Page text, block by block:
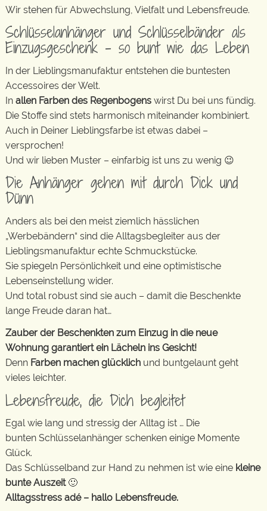
Wir stehen für Abwechslung, Vielfalt und Lebensfreude.
Schlüsselanhänger und Schlüsselbänder als
Einzugsgeschenk – so bunt wie das Leben
In der Lieblingsmanufaktur entstehen die buntesten
Accessoires der Welt.
In allen Farben des Regenbogens wirst Du bei uns fündig.
Die Stoffe sind stets harmonisch miteinander kombiniert.
Auch in Deiner Lieblingsfarbe ist etwas dabei –
versprochen!
Und wir lieben Muster – einfarbig ist uns zu wenig 😉
Die Anhänger gehen mit durch Dick und
Dünn
Anders als bei den meist ziemlich hässlichen
„Werbebändern“ sind die Alltagsbegleiter aus der
Lieblingsmanufaktur echte Schmuckstücke.
Sie spiegeln Persönlichkeit und eine optimistische
Lebenseinstellung wider.
Und total robust sind sie auch – damit die Beschenkte
lange Freude daran hat…
Zauber der Beschenkten zum Einzug in die neue
Wohnung garantiert ein Lächeln ins Gesicht!
Denn Farben machen glücklich und buntgelaunt geht
vieles leichter.
Lebensfreude, die Dich begleitet
Egal wie lang und stressig der Alltag ist … Die
bunten Schlüsselanhänger schenken einige Momente
Glück.
Das Schlüsselband zur Hand zu nehmen ist wie eine kleine
bunte Auszeit🙂
Alltagsstress adé – hallo Lebensfreude.